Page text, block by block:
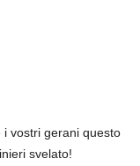
vostri gerani questo
svelato!